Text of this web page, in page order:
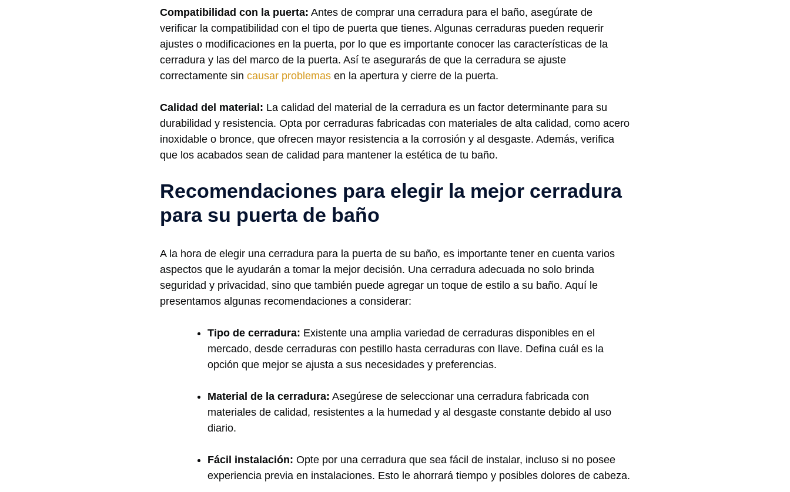
Compatibilidad con⁣ la puerta: Antes de comprar una cerradura ‍para el baño, asegúrate⁢ de
verificar la compatibilidad con el‍ tipo de puerta que tienes. Algunas cerraduras pueden requerir
ajustes o modificaciones en la ⁤puerta, ⁢por ⁢lo que‍ es importante ⁣conocer las características de la
cerradura y las del ​marco de la puerta. ​Así te asegurarás de que la cerradura se ajuste
correctamente​ sin causar problemas en la apertura y cierre de la puerta.
Calidad ‍del material: La calidad del material de la ⁤cerradura es un factor determinante para su​
durabilidad y resistencia.‌ Opta por cerraduras fabricadas con materiales de alta calidad, como acero
inoxidable o​ bronce, que ofrecen mayor resistencia ⁢a la corrosión y al desgaste. ⁢Además, verifica
que​ los acabados sean de calidad para mantener la estética de tu baño.
Recomendaciones para elegir la mejor cerradura
para su puerta de baño
A la⁢ hora de elegir una cerradura⁢ para ⁤la puerta de su baño, es importante tener en cuenta varios
aspectos que ​le ⁢ayudarán a tomar ‌la mejor‍ decisión.⁤ Una ‌cerradura adecuada⁢ no ‌solo ‍brinda
seguridad y privacidad,⁣ sino que también puede agregar‌ un toque ⁢de estilo a su baño. Aquí le
presentamos algunas recomendaciones a considerar:
Tipo‌ de cerradura: Existente una amplia variedad de cerraduras disponibles en el
mercado, desde cerraduras con pestillo hasta ​cerraduras con llave. Defina cuál es la
⁣opción que mejor se ajusta ​a sus necesidades y preferencias.
Material ‍de la cerradura: Asegúrese de seleccionar una cerradura fabricada con‍
materiales​ de ⁢calidad, resistentes a la humedad y al ‍desgaste constante debido al uso
diario.
Fácil instalación: Opte por una cerradura que sea fácil de instalar,⁢ incluso si no posee
experiencia⁤ previa en ⁢instalaciones. Esto le ahorrará tiempo y posibles dolores de cabeza.